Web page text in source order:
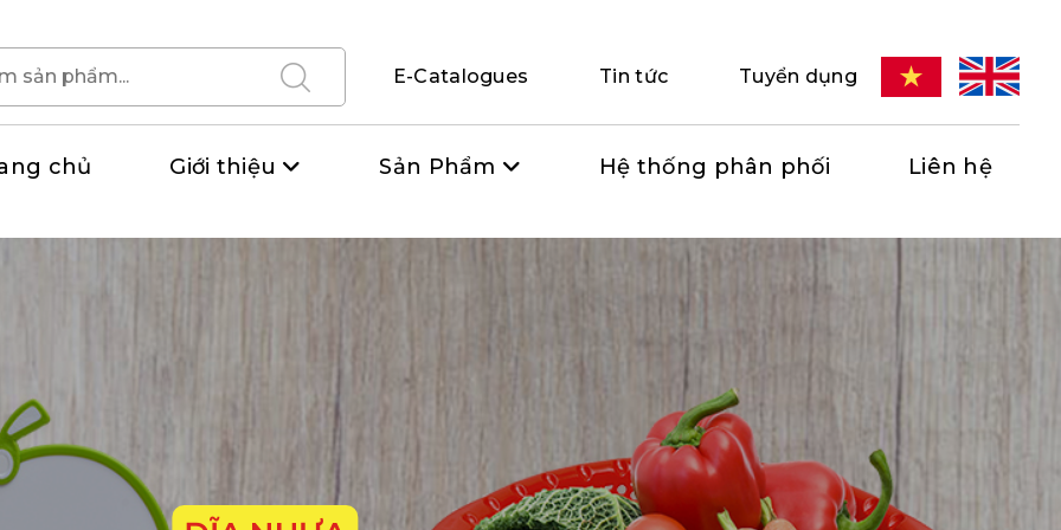
E-Catalogues Tin tức Tuyển dụng
chủ Giới thiệu Sản Phẩm Hệ thống phân phối Liên hệ